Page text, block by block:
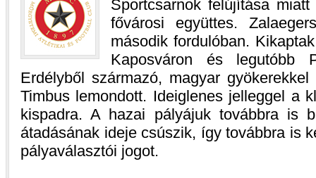
Sportcsarnok felújítása
fővárosi együttes.
második fordulóban.
Kaposváron és legutóbb
Erdélyből származó, magyar
Timbus lemondott. Ideiglenes jelleggel a
kispadra. A hazai pályájuk továbbra is
átadásának ideje csúszik, így továbbra is
pályaválasztói jogot.